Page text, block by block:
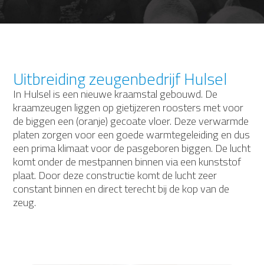
Uitbreiding zeugenbedrijf Hulsel
In Hulsel is een nieuwe kraamstal gebouwd. De
kraamzeugen liggen op gietijzeren roosters met voor
de biggen een (oranje) gecoate vloer. Deze verwarmde
platen zorgen voor een goede warmtegeleiding en dus
een prima klimaat voor de pasgeboren biggen. De lucht
komt onder de mestpannen binnen via een kunststof
plaat. Door deze constructie komt de lucht zeer
constant binnen en direct terecht bij de kop van de
zeug.